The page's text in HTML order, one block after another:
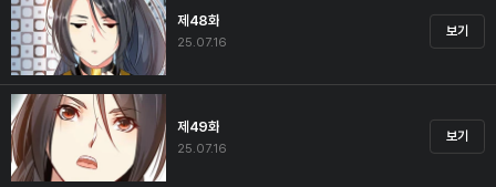
제48화
25.07.16
보기
제49화
25.07.16
보기